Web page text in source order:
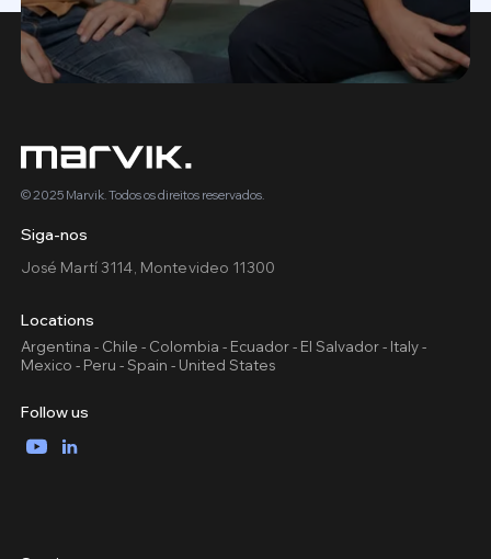
© 2025 Marvik. Todos os direitos reservados.
Siga-nos
José Martí 3114, Montevideo 11300
Locations
Argentina - Chile - Colombia - Ecuador - El Salvador - Italy -
Mexico - Peru - Spain - United States
Follow us
YouTubeLinkedIn